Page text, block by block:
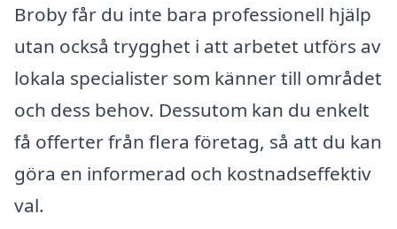
Broby får du inte bara professionell hjälp
utan också trygghet i att arbetet utförs av
lokala specialister som känner till området
och dess behov. Dessutom kan du enkelt
få offerter från flera företag, så att du kan
göra en informerad och kostnadseffektiv
val.